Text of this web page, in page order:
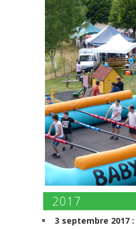
2017
3 septembre 2017 :